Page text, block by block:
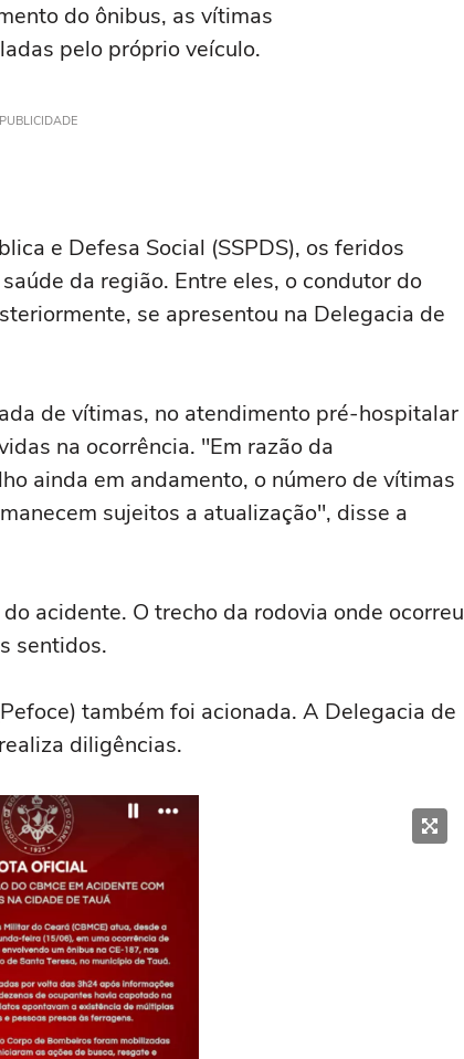
do ônibus, as vítimas
pelo próprio veículo.
PUBLICIDADE
e Defesa Social (SSPDS), os feridos
da região. Entre eles, o condutor do
se apresentou na Delegacia de
de vítimas, no atendimento pré-hospitalar
na ocorrência. "Em razão da
ainda em andamento, o número de vítimas
sujeitos a atualização", disse a
acidente. O trecho da rodovia onde ocorreu
sentidos.
também foi acionada. A Delegacia de
diligências.